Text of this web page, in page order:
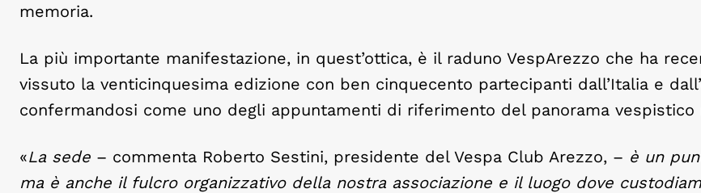
memoria.
La più importante manifestazione, in quest’ottica, è il raduno VespArezzo che ha
vissuto la venticinquesima edizione con ben cinquecento partecipanti dall’Italia e
confermandosi come uno degli appuntamenti di riferimento del panorama vespistico
«La sede – commenta Roberto Sestini, presidente del Vespa Club Arezzo, – è un
ma è anche il fulcro organizzativo della nostra associazione e il luogo dove